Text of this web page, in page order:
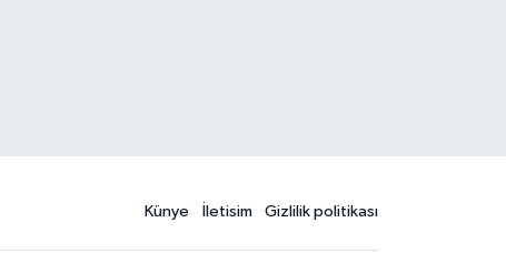
Künye İletisim Gizlilik politikası